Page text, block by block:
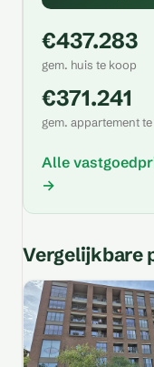
€437.283
gem. huis te koop
€371.241
gem. appartement
Alle
→
Vergelijkbare